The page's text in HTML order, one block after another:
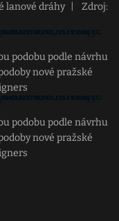
lanové dráhy
Zdroj:
podobu podle návrhu
nové pražské
podobu podle návrhu
nové pražské